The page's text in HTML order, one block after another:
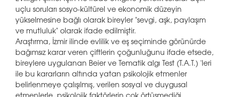
uçlu soruları sosyo-kültürel ve ekonomik düzeyin
yükselmesine bağlı olarak bireyler "sevgi, aşk, paylaşım
ve mutluluk" olarak ifade edilmiştir.
Araştırma, İzmir ilinde evlilik ve eş seçiminde görünürde
bağımsız karar veren çiftlerin çoğunluğunu ifade etsede,
bireylere uygulanan Beier ve Tematik algı Test (T.A.T.) 'leri
ile bu kararların altında yatan psikolojik etmenler
belirlenmeye çalışılmış, verilen sosyal ve duygusal